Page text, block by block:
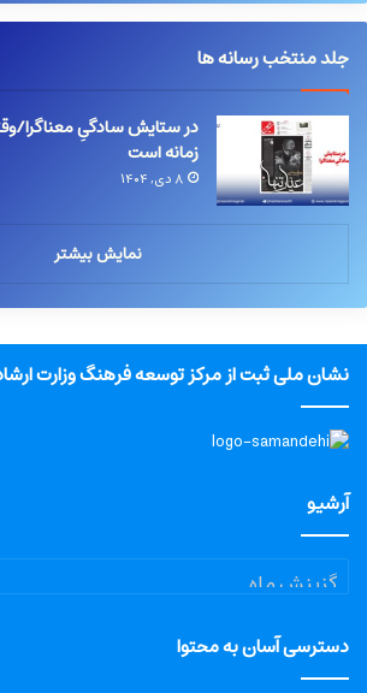
جلد منتخب رسانه ها
در ستایش سادگیِ معناگرا/
زمانه است
۸ دی, ۱۴۰۴
نمایش بیشتر
نشان ملی ثبت از مرکز توسعه فرهنگ وزارت
آرشیو
آرشیو
دسترسی آسان به محتوا